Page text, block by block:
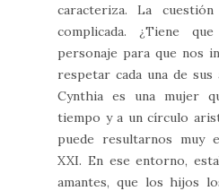
caracteriza. La
complicada. ¿Tiene
personaje para que nos
respetar cada una de sus
Cynthia es una mujer
tiempo y a un círculo
puede resultarnos muy
XXI. En ese entorno,
amantes, que los hijos